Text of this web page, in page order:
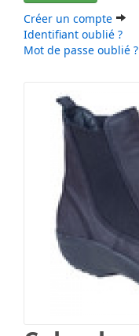
Créer un compte
Identifiant oublié ?
Mot de passe oublié ?